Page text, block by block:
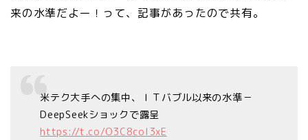
来の水準だよー！って、記事があったので共有。
米テク大手への集中、ＩＴバブル以来の水準－
DeepSeekショックで露呈
https://t.co/O3C8coI3xE